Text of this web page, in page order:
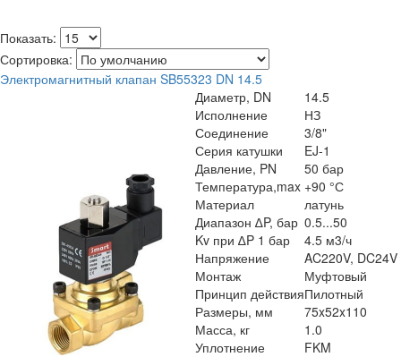
Показать:
Сортировка:
Электромагнитный клапан SB55323 DN 14.5
Диаметр, DN
14.5
Исполнение
НЗ
Соединение
3/8"
Серия катушки
EJ-1
Давление, PN
50 бар
Температура,max +90 °С
Материал
латунь
Диапазон ∆P, бар 0.5...50
Kv при ∆P 1 бар
4.5 м3/ч
Напряжение
AC220V, DC24V
Монтаж
Муфтовый
Принцип действияПилотный
Размеры, мм
75x52x110
Масса, кг
1.0
Уплотнение
FKM